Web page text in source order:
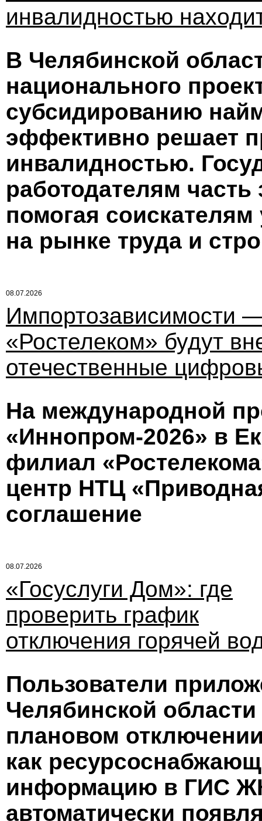
инвалидностью
В Челябинской
национального
субсидированию
эффективно решает
инвалидностью.
работодателям часть
помогая соискателям
на рынке труда и
08.07.2026
Импортозависимости
«Ростелеком» будут
отечественные
На международной
«Иннопром-2026» в
филиал
центр НТЦ
соглашение
08.07.2026
«Госуслуги Дом»: где
проверить график
отключения горячей
Пользователи
Челябинской области
плановом
как
информацию в ГИС
автоматически